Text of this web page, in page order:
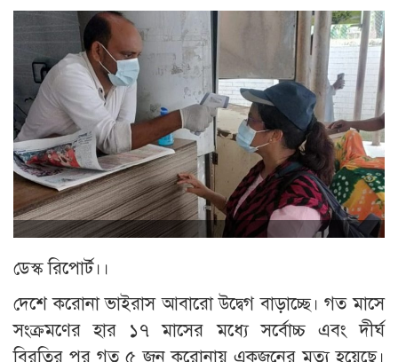
ডেস্ক রিপোর্ট।।
দেশে করোনা ভাইরাস আবারো উদ্বেগ বাড়াচ্ছে। গত মাসে
সংক্রমণের হার ১৭ মাসের মধ্যে সর্বোচ্চ এবং দীর্ঘ
বিরতির পর গত ৫ জুন করোনায় একজনের মৃত্যু হয়েছে।